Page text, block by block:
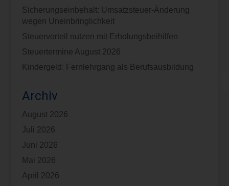
Sicherungseinbehalt: Umsatzsteuer-Änderung
wegen Uneinbringlichkeit
Steuervorteil nutzen mit Erholungsbeihilfen
Steuertermine August 2026
Kindergeld: Fernlehrgang als Berufsausbildung
Archiv
August 2026
Juli 2026
Juni 2026
Mai 2026
April 2026